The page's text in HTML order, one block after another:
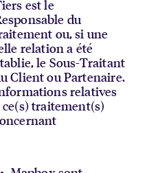
est le
du
ou, si une
relation a été
le Sous-Traitant
Client ou Partenaire.
relatives
ce(s) traitement(s)